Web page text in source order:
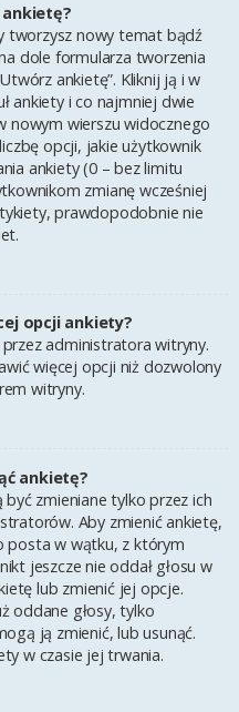
tworzysz nowy temat bądź
dole formularza tworzenia
ankietę”. Kliknij ją i w
ankiety i co najmniej dwie
nowym wierszu widocznego
opcji, jakie użytkownik
ankiety (0 – bez limitu
zmianę wcześniej
prawdopodobnie nie
opcji ankiety?
administratora witryny.
więcej opcji niż dozwolony
witryny.
ankietę?
zmieniane tylko przez ich
Aby zmienić ankietę,
posta w wątku, z którym
jeszcze nie oddał głosu w
lub zmienić jej opcje.
oddane głosy, tylko
ją zmienić, lub usunąć.
w czasie jej trwania.